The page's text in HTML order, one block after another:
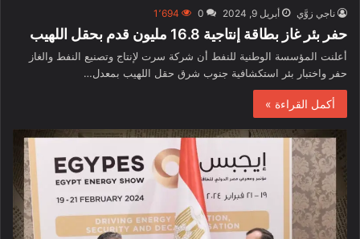
ناجي زوَّي أبريل 9, 2024 0 1٬694
حفر بئر غاز بطاقة إنتاجية 16.8 مليون قدم بحقل اللهيب
أعلنت المؤسسة الوطنية للنفط أن شركة سرت لإنتاج وتصنيع النفط والغاز
حفر واختبار بئر استكشافية جنوب شرق حقل اللهيب بمعدل…
أكمل القراءة »